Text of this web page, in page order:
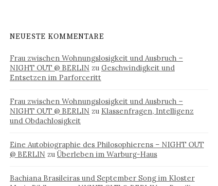
NEUESTE KOMMENTARE
Frau zwischen Wohnungslosigkeit und Ausbruch –
NIGHT OUT @ BERLIN zu Geschwindigkeit und
Entsetzen im Parforceritt
Frau zwischen Wohnungslosigkeit und Ausbruch –
NIGHT OUT @ BERLIN zu Klassenfragen, Intelligenz
und Obdachlosigkeit
Eine Autobiographie des Philosophierens – NIGHT OUT
@ BERLIN zu Überleben im Warburg-Haus
Bachiana Brasileiras und September Song im Kloster